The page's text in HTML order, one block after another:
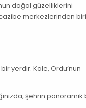
doğal güzelliklerini
cazibe merkezlerinden biri
yerdir. Kale, Ordu’nun
şehrin panoramik